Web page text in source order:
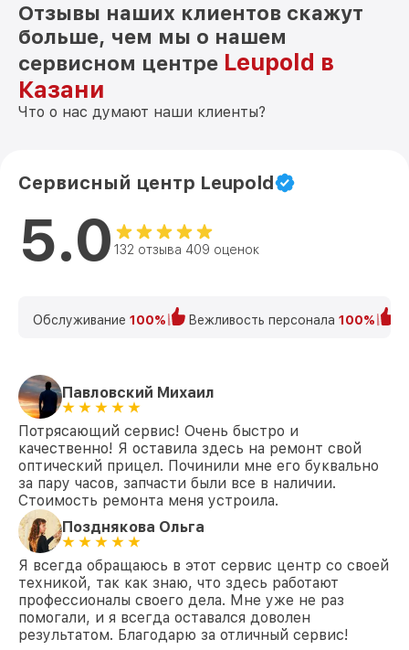
Отзывы наших клиентов скажут
больше, чем мы о нашем
сервисном центре Leupold в
Казани
Что о нас думают наши клиенты?
Сервисный центр Leupold
5.0 132 отзыва 409 оценок
Обслуживание 100% Вежливость персонала 100%
Павловский Михаил
Потрясающий сервис! Очень быстро и
качественно! Я оставила здесь на ремонт свой
оптический прицел. Починили мне его буквально
за пару часов, запчасти были все в наличии.
Стоимость ремонта меня устроила.
Позднякова Ольга
Я всегда обращаюсь в этот сервис центр со своей
техникой, так как знаю, что здесь работают
профессионалы своего дела. Мне уже не раз
помогали, и я всегда оставался доволен
результатом. Благодарю за отличный сервис!